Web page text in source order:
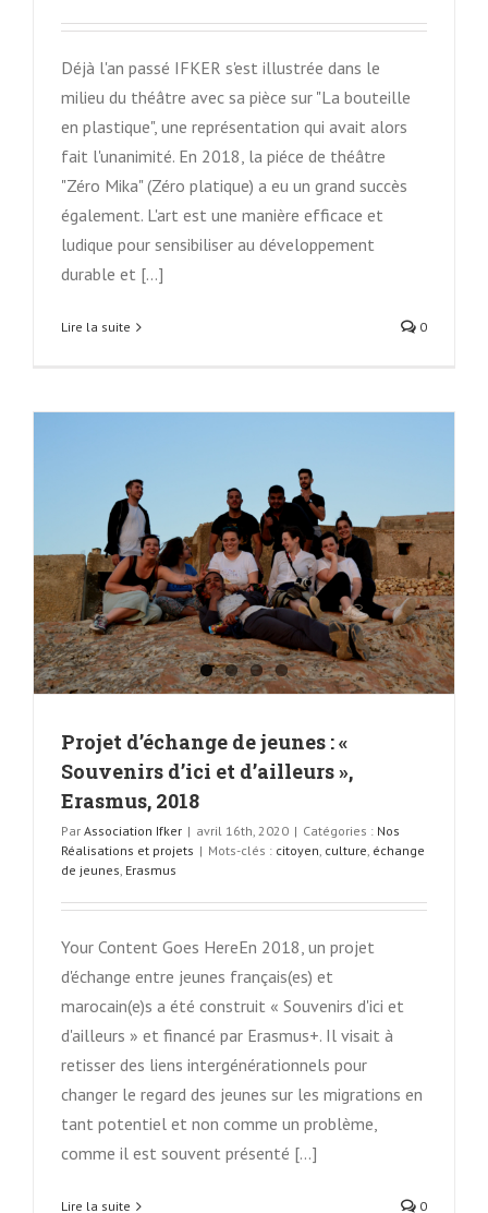
Déjà l'an passé IFKER s'est illustrée dans le
milieu du théâtre avec sa pièce sur "La bouteille
en plastique", une représentation qui avait alors
fait l'unanimité. En 2018, la piéce de théâtre
"Zéro Mika" (Zéro platique) a eu un grand succès
également. L'art est une manière efficace et
ludique pour sensibiliser au développement
durable et [...]
Lire la suite 0
Projet d’échange de jeunes : «
Souvenirs d’ici et d’ailleurs »,
Erasmus, 2018
Par Association Ifker | avril 16th, 2020 | Catégories : Nos
Réalisations et projets | Mots-clés : citoyen culture échange
de jeunes Erasmus
Your Content Goes HereEn 2018, un projet
d'échange entre jeunes français(es) et
marocain(e)s a été construit « Souvenirs d'ici et
d'ailleurs » et financé par Erasmus+. Il visait à
retisser des liens intergénérationnels pour
changer le regard des jeunes sur les migrations en
tant potentiel et non comme un problème,
comme il est souvent présenté [...]
Lire la suite 0